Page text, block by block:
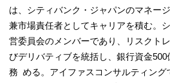
は、シティバンク・ジャパンのマネー
兼市場責任者としてキャリアを積む。
営委員会のメンバーであり、リスクト
びデリバティブを統括し、銀行資金
務 める。アイファスコンサルティング